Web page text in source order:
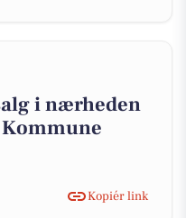
i nærheden
Kopiér link